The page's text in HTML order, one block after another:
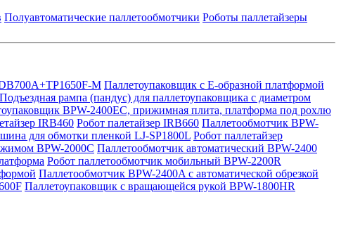
Полуавтоматические паллетообмотчики Роботы паллетайзеры
M Паллетоупаковщик с Е-образной платформой
Подъездная рампа (пандус) для паллетоупаковщика с диаметром
BPW-2400EC, прижимная плита, платформа под рохлю
IRB460 Робот палетайзер IRB660 Паллетообмотчик BPW-
для обмотки пленкой LJ-SP1800L Робот паллетайзер
BPW-2000C Паллетообмотчик автоматический BPW-2400
Робот паллетообмотчик мобильный BPW-2200R
Паллетообмотчик BPW-2400A с автоматической обрезкой
Паллетоупаковщик с вращающейся рукой BPW-1800HR